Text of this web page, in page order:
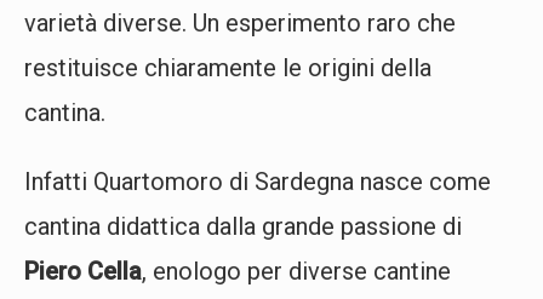
varietà diverse. Un esperimento raro che
restituisce chiaramente le origini della
cantina.
Infatti Quartomoro di Sardegna nasce come
cantina didattica dalla grande passione di
Piero Cella, enologo per diverse cantine